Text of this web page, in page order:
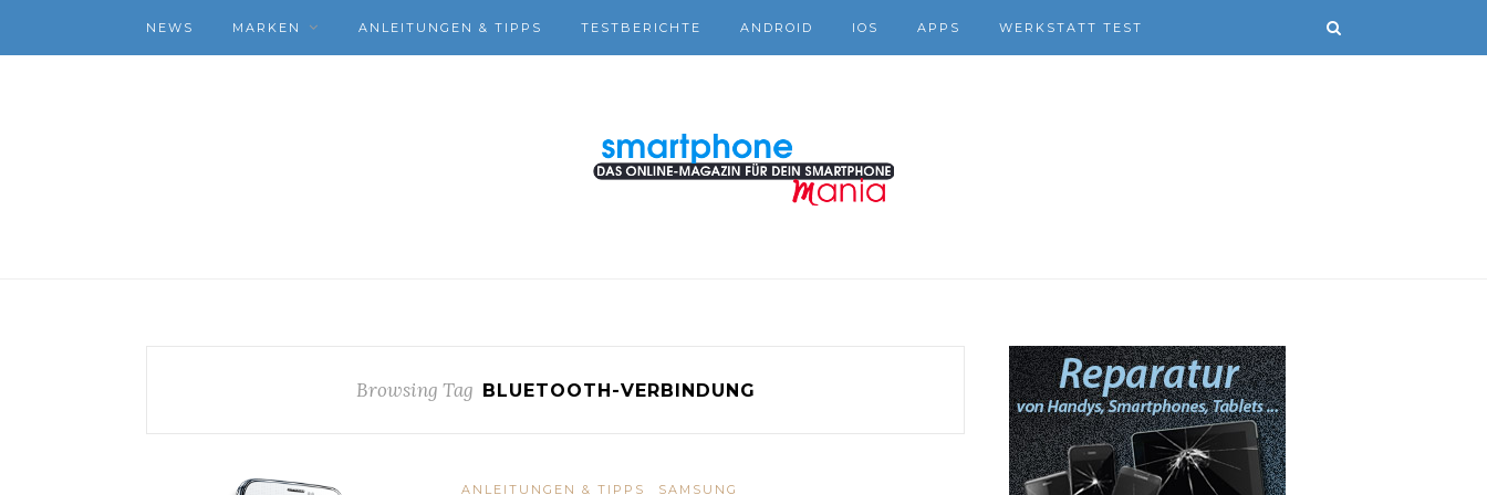
NEWS MARKEN ANLEITUNGEN & TIPPS TESTBERICHTE ANDROID IOS APPS WERKSTATT TEST
Browsing Tag BLUETOOTH-VERBINDUNG
ANLEITUNGEN & TIPPS SAMSUNG